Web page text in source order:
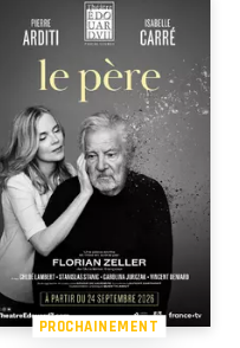
PROCHAINEMENT